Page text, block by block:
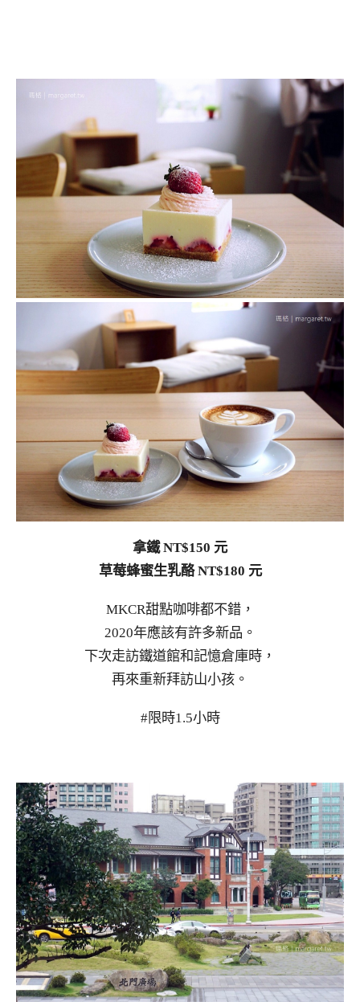
拿鐵 NT$150 元
草莓蜂蜜生乳酪 NT$180 元
MKCR甜點咖啡都不錯，
2020年應該有許多新品。
下次走訪鐵道館和記憶倉庫時，
再來重新拜訪山小孩。
#限時1.5小時